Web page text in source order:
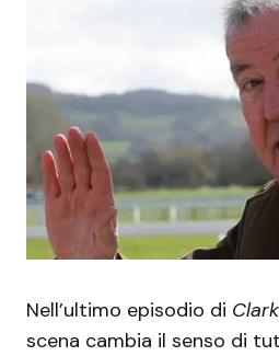
Nell’ultimo episodio di
scena cambia il senso di